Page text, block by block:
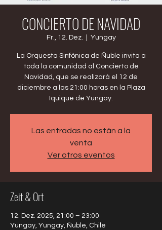
CONCIERTO DE NAVIDAD
Fr., 12. Dez. Yungay
La Orquesta Sinfónica de Ñuble invita a
toda la comunidad al Concierto de
Navidad, que se realizará el 12 de
diciembre a las 21:00 horas en la Plaza
Iquique de Yungay.
Las entradas no están a la
venta
Ver otros eventos
Zeit & Ort
12. Dez. 2025, 21:00 – 23:00
Yungay, Yungay, Ñuble, Chile